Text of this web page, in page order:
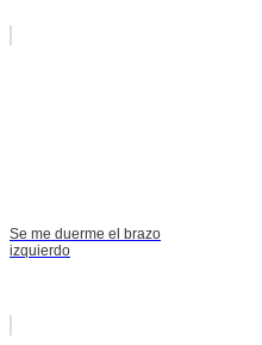
Se me duerme el brazo
izquierdo